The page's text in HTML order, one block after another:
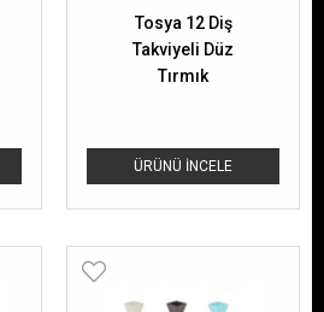
ÜRÜNÜ İNCELE
Tosya 12 Diş
Takviyeli Düz
Tırmık